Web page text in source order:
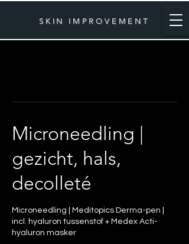
SKIN IMPROVEMENT
Microneedling |
gezicht, hals,
decolleté
Microneedling | Meditopics Derma-pen |
incl. hyaluron tussenstof + Medex Acti-
hyaluron masker